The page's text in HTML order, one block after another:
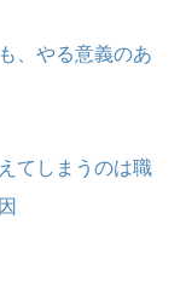
、やる意義のあ
てしまうのは職